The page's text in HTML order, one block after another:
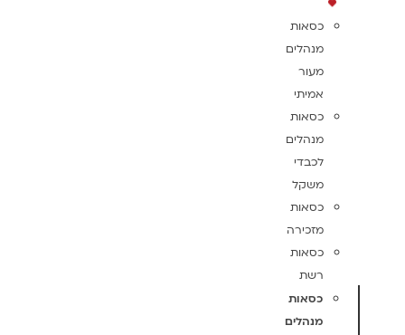
כסאות
מנהלים
מעור
אמיתי
כסאות
מנהלים
לכבדי
משקל
כסאות
מזכירה
כסאות
רשת
כסאות
מנהלים